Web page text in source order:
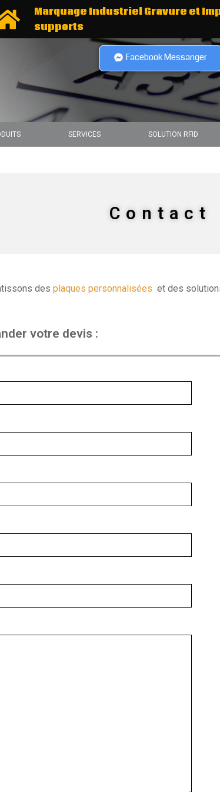
Marquage Industriel Gravure et
supports
Facebook Messanger
SERVICES SOLUTION RFID
Contact
des plaques personnalisées et des
votre devis :